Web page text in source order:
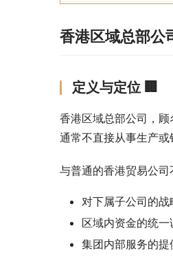
香港区域总部公
定义与定位 🏢
香港区域总部公司，
通常不直接从事生产
与普通的香港贸易公
对下属子公司的
区域内资金的统一
集团内部服务的